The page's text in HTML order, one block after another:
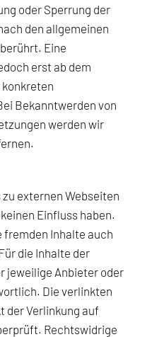
oder Sperrung der
den allgemeinen
Eine
erst ab dem
Bekanntwerden von
werden wir
externen Webseiten
Einfluss haben.
fremden Inhalte auch
die Inhalte der
jeweilige Anbieter oder
Die verlinkten
der Verlinkung auf
Rechtswidrige